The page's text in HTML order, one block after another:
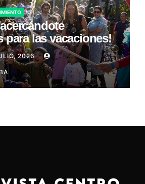
para las vacaciones!
2026